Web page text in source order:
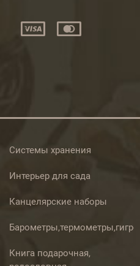
Системы хранения
Интерьер для сада
Канцелярские наборы
Книга подарочная,